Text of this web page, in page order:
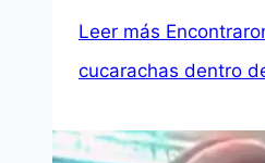
Leer más
cucarachas dentro